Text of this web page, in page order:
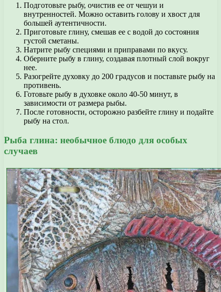
Подготовьте рыбу, очистив ее от чешуи и
внутренностей. Можно оставить голову и хвост для
большей аутентичности.
Приготовьте глину, смешав ее с водой до состояния
густой сметаны.
Натрите рыбу специями и приправами по вкусу.
Оберните рыбу в глину, создавая плотный слой вокруг
нее.
Разогрейте духовку до 200 градусов и поставьте рыбу на
противень.
Готовьте рыбу в духовке около 40-50 минут, в
зависимости от размера рыбы.
После готовности, осторожно разбейте глину и подайте
рыбу на стол.
Рыба глина: необычное блюдо для особых
случаев